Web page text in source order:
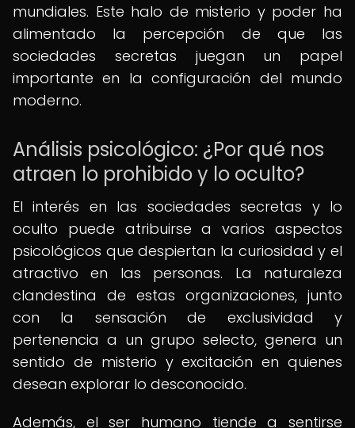
mundiales. Este halo de misterio y poder ha
alimentado la percepción de que las
sociedades secretas juegan un papel
importante en la configuración del mundo
moderno.
Análisis psicológico: ¿Por qué nos
atraen lo prohibido y lo oculto?
El interés en las sociedades secretas y lo
oculto puede atribuirse a varios aspectos
psicológicos que despiertan la curiosidad y el
atractivo en las personas. La naturaleza
clandestina de estas organizaciones, junto
con la sensación de exclusividad y
pertenencia a un grupo selecto, genera un
sentido de misterio y excitación en quienes
desean explorar lo desconocido.
Además, el ser humano tiende a sentirse